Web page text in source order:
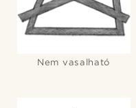
Nem vasalható